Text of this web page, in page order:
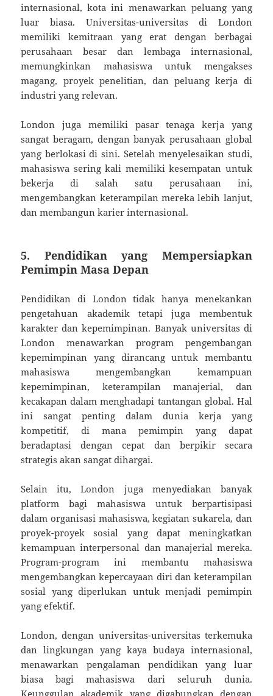
internasional, kota ini menawarkan peluang yang
luar biasa. Universitas-universitas di London
memiliki kemitraan yang erat dengan berbagai
perusahaan besar dan lembaga internasional,
memungkinkan mahasiswa untuk mengakses
magang, proyek penelitian, dan peluang kerja di
industri yang relevan.
London juga memiliki pasar tenaga kerja yang
sangat beragam, dengan banyak perusahaan global
yang berlokasi di sini. Setelah menyelesaikan studi,
mahasiswa sering kali memiliki kesempatan untuk
bekerja di salah satu perusahaan ini,
mengembangkan keterampilan mereka lebih lanjut,
dan membangun karier internasional.
5. Pendidikan yang Mempersiapkan
Pemimpin Masa Depan
Pendidikan di London tidak hanya menekankan
pengetahuan akademik tetapi juga membentuk
karakter dan kepemimpinan. Banyak universitas di
London menawarkan program pengembangan
kepemimpinan yang dirancang untuk membantu
mahasiswa mengembangkan kemampuan
kepemimpinan, keterampilan manajerial, dan
kecakapan dalam menghadapi tantangan global. Hal
ini sangat penting dalam dunia kerja yang
kompetitif, di mana pemimpin yang dapat
beradaptasi dengan cepat dan berpikir secara
strategis akan sangat dihargai.
Selain itu, London juga menyediakan banyak
platform bagi mahasiswa untuk berpartisipasi
dalam organisasi mahasiswa, kegiatan sukarela, dan
proyek-proyek sosial yang dapat meningkatkan
kemampuan interpersonal dan manajerial mereka.
Program-program ini membantu mahasiswa
mengembangkan kepercayaan diri dan keterampilan
sosial yang diperlukan untuk menjadi pemimpin
yang efektif.
London, dengan universitas-universitas terkemuka
dan lingkungan yang kaya budaya internasional,
menawarkan pengalaman pendidikan yang luar
biasa bagi mahasiswa dari seluruh dunia.